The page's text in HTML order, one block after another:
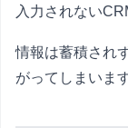
入力されない
情報は蓄積され
がってしまいます